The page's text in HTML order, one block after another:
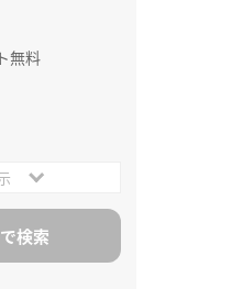
無料